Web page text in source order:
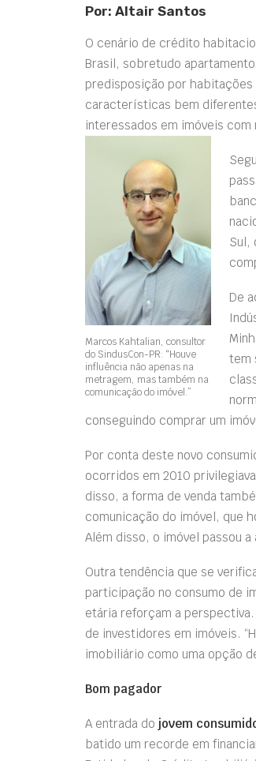
Por: Altair Santos
O cenário de crédito
Brasil, sobretudo
predisposição por habitações
características bem
interessados em imóveis com
Marcos Kahtalian, consultor
do SindusCon-PR: “Houve
influência não apenas na
metragem, mas também na
comunicação do imóvel.”
Sul,
De
tem
conseguindo comprar um
Por conta deste novo
ocorridos em 2010
disso, a forma de venda
comunicação do imóvel, que
Além disso, o imóvel passou
Outra tendência que se
participação no consumo de
etária reforçam a
de investidores em imóveis.
imobiliário como uma opção
Bom pagador
A entrada do jovem
batido um recorde em